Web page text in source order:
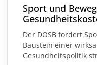
Sport und
Der DOSB fordert
Baustein einer
Gesundheitspolitik